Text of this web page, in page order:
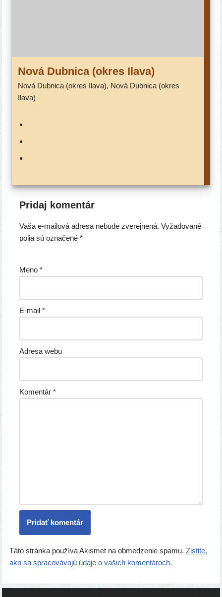
Nová Dubnica (okres Ilava)
Nová Dubnica (okres Ilava), Nová Dubnica (okres
Ilava)
Pridaj komentár
Vaša e-mailová adresa nebude zverejnená. Vyžadované
polia sú označené*
Meno*
E-mail*
Adresa webu
Komentár*
Táto stránka používa Akismet na obmedzenie spamu.Zistite,
ako sa spracovávajú údaje o vašich komentároch.